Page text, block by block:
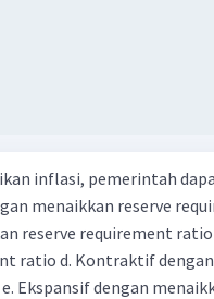
inflasi, pemerintah
menaikkan reserve
reserve requirement
ratio d. Kontraktif
dengan menaikkan